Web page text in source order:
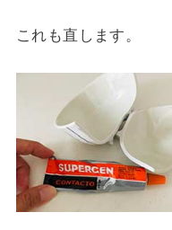
これも直します。